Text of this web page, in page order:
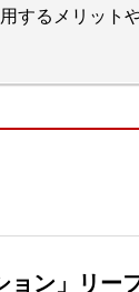
するメリット
ョン」リー